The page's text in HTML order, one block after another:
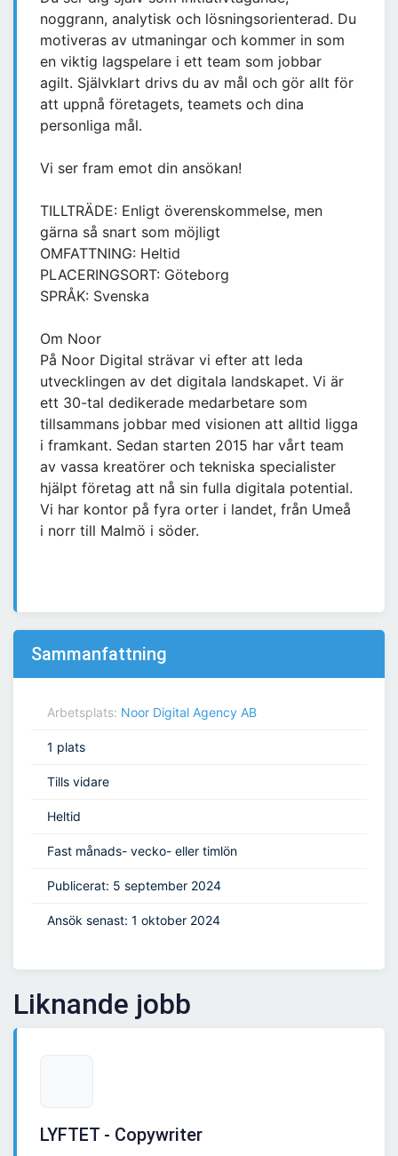
noggrann, analytisk och lösningsorienterad. Du
motiveras av utmaningar och kommer in som
en viktig lagspelare i ett team som jobbar
agilt. Självklart drivs du av mål och gör allt för
att uppnå företagets, teamets och dina
personliga mål.
Vi ser fram emot din ansökan!
TILLTRÄDE: Enligt överenskommelse, men
gärna så snart som möjligt
OMFATTNING: Heltid
PLACERINGSORT: Göteborg
SPRÅK: Svenska
Om Noor
På Noor Digital strävar vi efter att leda
utvecklingen av det digitala landskapet. Vi är
ett 30-tal dedikerade medarbetare som
tillsammans jobbar med visionen att alltid ligga
i framkant. Sedan starten 2015 har vårt team
av vassa kreatörer och tekniska specialister
hjälpt företag att nå sin fulla digitala potential.
Vi har kontor på fyra orter i landet, från Umeå
i norr till Malmö i söder.
Sammanfattning
Arbetsplats: Noor Digital Agency AB
1 plats
Tills vidare
Heltid
Fast månads- vecko- eller timlön
Publicerat: 5 september 2024
Ansök senast: 1 oktober 2024
Liknande jobb
LYFTET - Copywriter